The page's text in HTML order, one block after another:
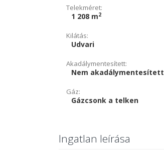
Telekméret:
1 208 m2
Kilátás:
Udvari
Akadálymentesített:
Nem akadálymentesített
Gáz:
Gázcsonk a telken
Ingatlan leírása